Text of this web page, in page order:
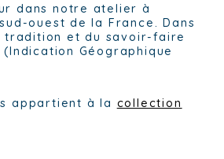
dans notre atelier à
ouest de la France. Dans
tradition et du savoir-faire
Géographique
appartient à la collection